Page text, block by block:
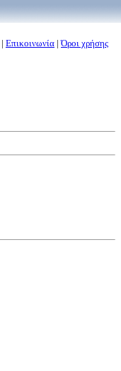
| Επικοινωνία |Όροι χρήσης